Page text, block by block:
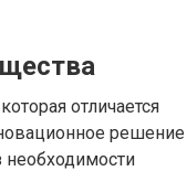
отличается
решение
необходимости